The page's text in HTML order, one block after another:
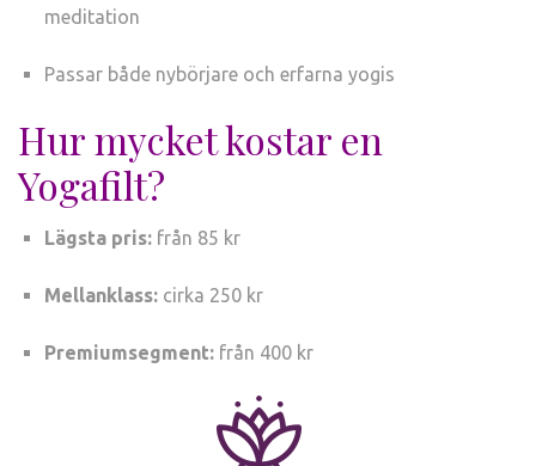
meditation
Passar både nybörjare och erfarna yogis
Hur mycket kostar en
Yogafilt?
Lägsta pris: från 85 kr
Mellanklass: cirka 250 kr
Premiumsegment: från 400 kr